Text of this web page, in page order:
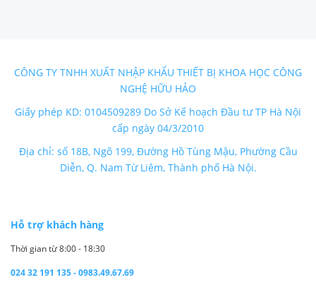
CÔNG TY TNHH XUẤT NHẬP KHẨU THIẾT BỊ KHOA HỌC CÔNG
NGHỆ HỮU HẢO
Giấy phép KD: 0104509289 Do Sở Kế hoạch Đầu tư TP Hà Nội
cấp ngày 04/3/2010
Địa chỉ: số 18B, Ngõ 199, Đường Hồ Tùng Mậu, Phường Cầu
Diễn, Q. Nam Từ Liêm, Thành phố Hà Nội.
Hỗ trợ khách hàng
Thời gian từ 8:00 - 18:30
024 32 191 135 - 0983.49.67.69